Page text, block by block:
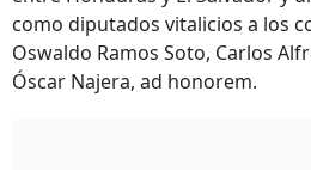
como diputados vitalicios a los
Oswaldo Ramos Soto, Carlos
Óscar Najera, ad honorem.